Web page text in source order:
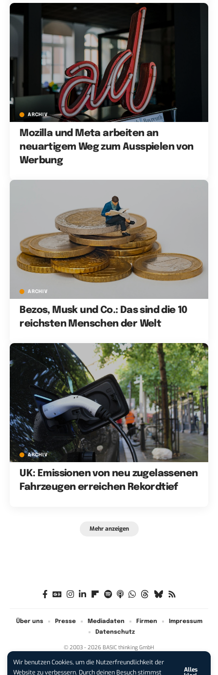
Wir benutzen Cookies, um die Nutzerfreundlichkeit der
Website zu verbessern. Durch deinen Besuch stimmst
Alles
ARCHIV
Mozilla und Meta arbeiten an
neuartigem Weg zum Ausspielen von
Werbung
ARCHIV
Bezos, Musk und Co.: Das sind die 10
reichsten Menschen der Welt
ARCHIV
UK: Emissionen von neu zugelassenen
Fahrzeugen erreichen Rekordtief
Mehr anzeigen
© 2003 - 2026 BASIC thinking GmbH
Über uns Presse Mediadaten Firmen
Impressum
Datenschutz
iPhone 17 Pro sichern:Für 1 € +